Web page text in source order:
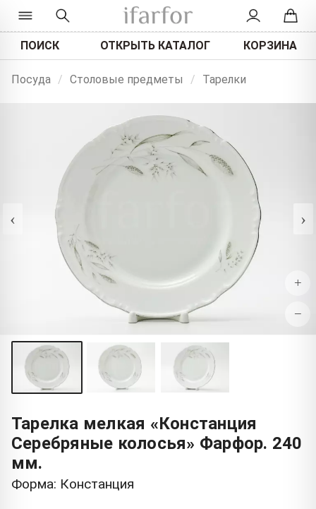
ПОИСК ОТКРЫТЬ КАТАЛОГ КОРЗИНА
Посуда / Столовые предметы / Тарелки
‹ ›
+
−
Тарелка мелкая «Констанция
Серебряные колосья» Фарфор. 240
мм.
Форма: Констанция